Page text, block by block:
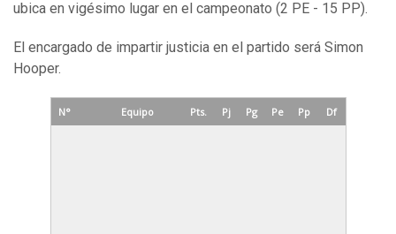
ubica en vigésimo lugar en el campeonato (2 PE - 15 PP).
El encargado de impartir justicia en el partido será Simon
Hooper.
N° Equipo Pts. Pj Pg Pe Pp Df